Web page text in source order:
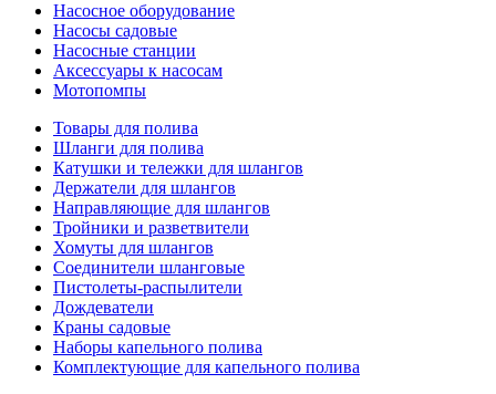
Насосное оборудование
Насосы садовые
Насосные станции
Аксессуары к насосам
Мотопомпы
Товары для полива
Шланги для полива
Катушки и тележки для шлангов
Держатели для шлангов
Направляющие для шлангов
Тройники и разветвители
Хомуты для шлангов
Соединители шланговые
Пистолеты-распылители
Дождеватели
Краны садовые
Наборы капельного полива
Комплектующие для капельного полива